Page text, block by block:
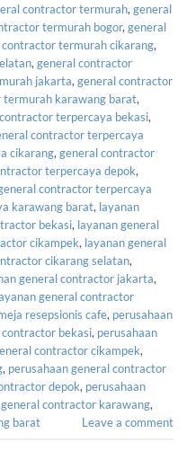
contractor termurah, general
termurah bogor, general
termurah cikarang,
, general contractor
jakarta, general contractor
karawang barat,
terpercaya bekasi,
contractor terpercaya
cikarang, general contractor
terpercaya depok,
contractor terpercaya
karawang barat, layanan
bekasi, layanan general
cikampek, layanan general
cikarang selatan,
general contractor jakarta,
general contractor
resepsionis cafe, perusahaan
bekasi, perusahaan
contractor cikampek,
, perusahaan general contractor
depok, perusahaan
contractor karawang,
barat
Leave a comment